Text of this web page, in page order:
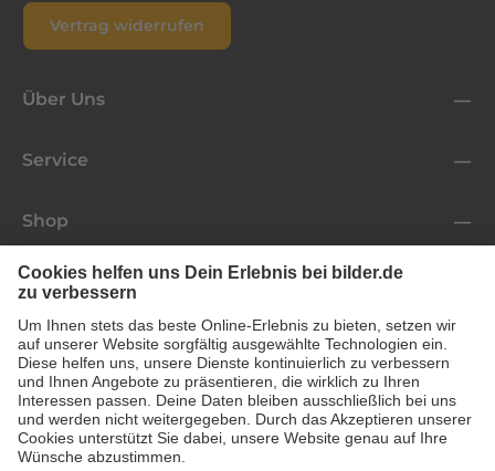
Vertrag widerrufen
Über Uns
Service
Shop
Folge uns